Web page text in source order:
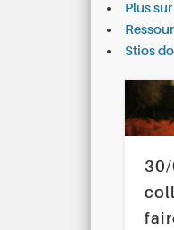
Plus
Stios
30/